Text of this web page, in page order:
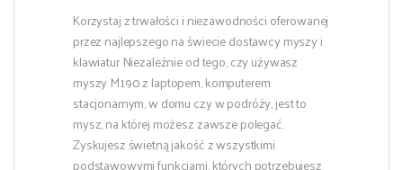
Korzystaj z trwałości i niezawodności oferowanej
przez najlepszego na świecie dostawcy myszy i
klawiatur Niezależnie od tego, czy używasz
myszy M190 z laptopem, komputerem
stacjonarnym, w domu czy w podróży, jest to
mysz, na której możesz zawsze polegać.
Zyskujesz świetną jakość z wszystkimi
podstawowymi funkcjami, których potrzebujesz